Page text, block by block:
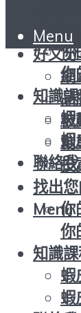
找出
你
你
知識
蝦
蝦
聯絡我
Menu
關於我
好文
網
品
被
創
投
找出
你
你
知識
蝦
蝦
Menu